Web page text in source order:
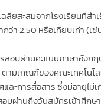
ลี่ยสะสมจากโรงเรียนที่สำ
กว่า 2.50 หรือเทียบเท่า (เช่
สอบผ่านคะแนนภาษาอังกฤ
ามเกณฑ์ของคณะเทคโนโ
และการสื่อสาร ซึ่งมีอายุไม่
บผ่านถึงวันสมัครเข้าศึกษ